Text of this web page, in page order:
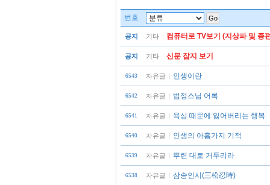
번호 Go
공지 기타 컴퓨터로 TV보기 (지상파 및 종
공지 기타 신문 잡지 보기
6543 자유글 인생이란
6542 자유글 법정스님 어록
6541 자유글 욕심 때문에 잃어버리는 행복
6540 자유글 인생의 아홉가지 기적
6539 자유글 뿌린 대로 거두리라
6538 자유글 삼송인시(三松忍時)